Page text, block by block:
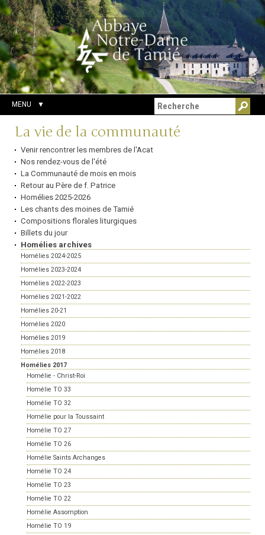
Aller
au
contenu.
|
Aller
à
la
navigation
Outils
personnels
Chercher par
Recherche
avancée…
MENU
Navigation
La vie de la communauté
Venir rencontrer les membres de l'Acat
Nos rendez-vous de l'été
La Communauté de mois en mois
Retour au Père de f. Patrice
Homélies 2025-2026
Les chants des moines de Tamié
Compositions florales liturgiques
Billets du jour
Homélies archives
Homélies 2024-2025
Homélies 2023-2024
Homélies 2022-2023
Homélies 2021-2022
Homélies 20-21
Homélies 2020
Homélies 2019
Homélies 2018
Homélies 2017
Homélie - Christ-Roi
Homélie TO 33
Homélie TO 32
Homélie pour la Toussaint
Homélie TO 27
Homélie TO 26
Homélie Saints Archanges
Homélie TO 24
Homélie TO 23
Homélie TO 22
Homélie Assomption
Homélie TO 19